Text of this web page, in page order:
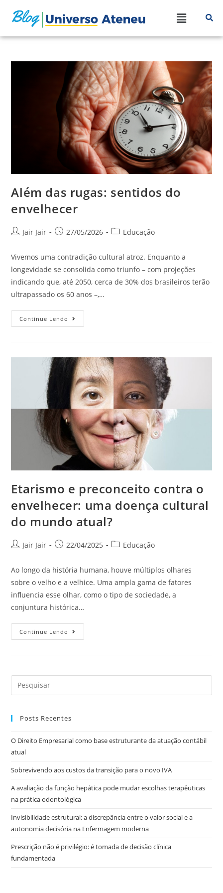
Além das rugas: sentidos do
envelhecer
Jair Jair 27/05/2026 Educação
Vivemos uma contradição cultural atroz. Enquanto a
longevidade se consolida como triunfo – com projeções
indicando que, até 2050, cerca de 30% dos brasileiros terão
ultrapassado os 60 anos –,…
Continue Lendo
Etarismo e preconceito contra o
envelhecer: uma doença cultural
do mundo atual?
Jair Jair 22/04/2025 Educação
Ao longo da história humana, houve múltiplos olhares
sobre o velho e a velhice. Uma ampla gama de fatores
influencia esse olhar, como o tipo de sociedade, a
conjuntura histórica…
Continue Lendo
Posts Recentes
O Direito Empresarial como base estruturante da atuação contábil
atual
Sobrevivendo aos custos da transição para o novo IVA
A avaliação da função hepática pode mudar escolhas terapêuticas
na prática odontológica
Invisibilidade estrutural: a discrepância entre o valor social e a
autonomia decisória na Enfermagem moderna
Prescrição não é privilégio: é tomada de decisão clínica
fundamentada